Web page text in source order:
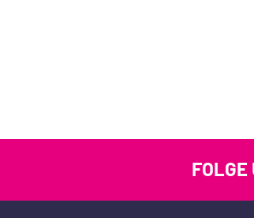
FOLGE